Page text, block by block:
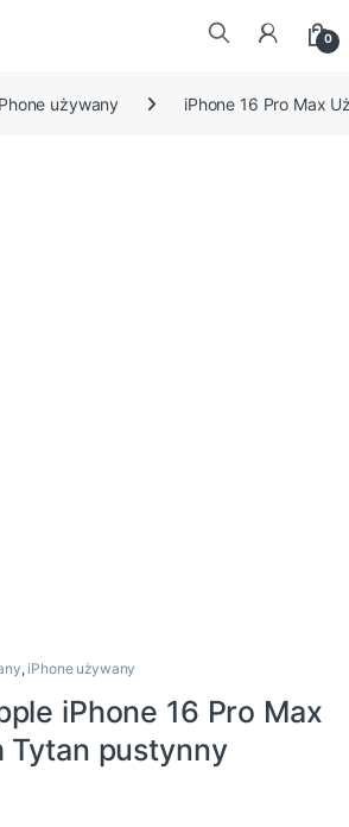
0
używany iPhone 16 Pro Max
, iPhone używany
iPhone 16 Pro Max
Tytan pustynny